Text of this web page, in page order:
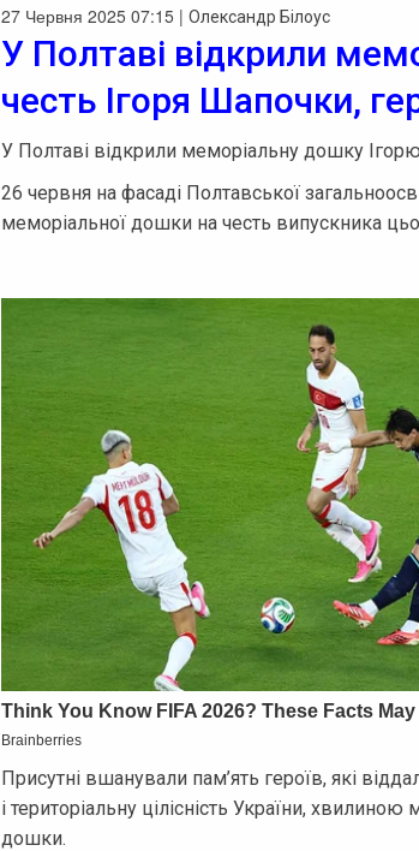
27 Червня 2025 07:15 | Олександр Білоус
У Полтаві відкрили
честь Ігоря Шапочки,
У Полтаві відкрили меморіальну дошку
26 червня на фасаді Полтавської
меморіальної дошки на честь випускника
Присутні вшанували пам’ять героїв, які
і територіальну цілісність України,
дошки.